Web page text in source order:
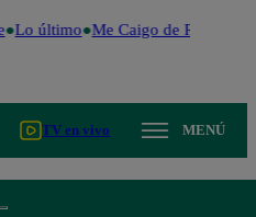
Lo último Me Caigo de Risa
TV en vivo MENÚ